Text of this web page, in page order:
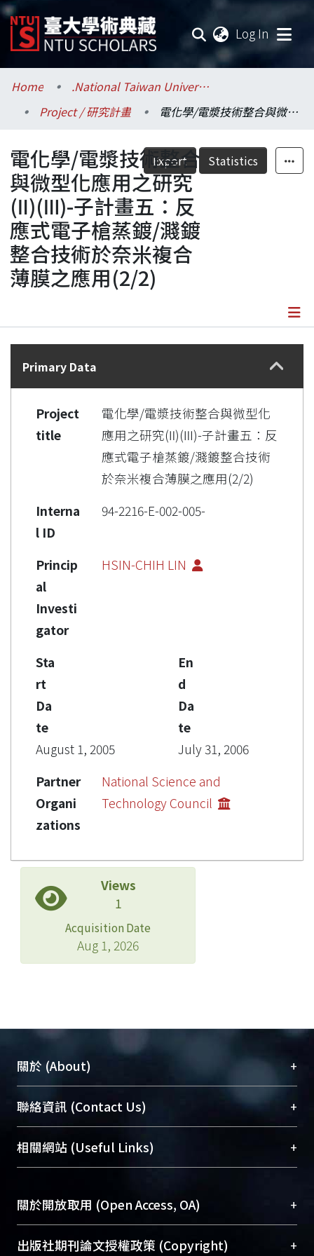
Log In
Communities & Collections
Research Outputs
Fundings & Projects
Researchers
Organizations
Statistics
Home
.National Taiwan University / 國立臺灣大學
Project / 研究計畫
電化學/電漿技術整合與微型化應用之研究(Ⅱ)(Ⅲ)-子計畫五：反應式電子槍蒸鍍/濺鍍整合技術於奈米複合薄膜之應用(2/2)
Export Statistics
電化學/電漿技術整合
與微型化應用之研究
(Ⅱ)(Ⅲ)-子計畫五：反
應式電子槍蒸鍍/濺鍍
整合技術於奈米複合
薄膜之應用(2/2)
Details
Primary Data
Project
title
電化學/電漿技術整合與微型化
應用之研究(Ⅱ)(Ⅲ)-子計畫五：反
應式電子槍蒸鍍/濺鍍整合技術
於奈米複合薄膜之應用(2/2)
Interna
l ID
94-2216-E-002-005-
Princip
al
Investi
gator
HSIN-CHIH LIN
Sta
rt
Da
te
August 1, 2005
En
d
Da
te
July 31, 2006
Partner
Organi
zations
National Science and
Technology Council
Views
1
Acquisition Date
Aug 1, 2026
關於 (About) +
臺大位居世界頂尖大學之列，為永久珍藏及向國際
展現本校豐碩的研究成果及學術能量，圖書館整合
機構典藏（NTUR）與學術庫（AH）不同功能平
台，成為臺大學術典藏NTU scholars。期能整合研
成果。
To permanently archive and promote researcher
profiles and scholarly works, Library integrates the
聯絡資訊 (Contact Us) +
總館學科館員(Main Library)
醫學圖書館學科館員(Medical Library)
Sciences Library)
相關網站 (Useful Links) +
關於開放取用 (Open Access, OA) +
開放取用是從使用者角度提升資訊取用性的社會運
出版社期刊論文授權政策 (Copyright) +